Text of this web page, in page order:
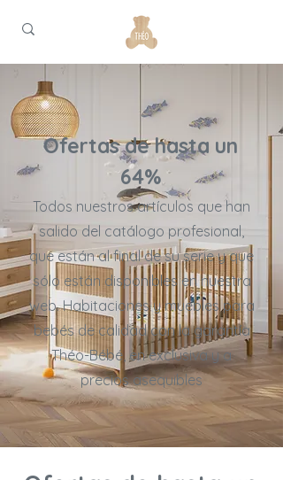
Ofertas de hasta un
64%
Todos nuestros artículos que han
salido del catálogo profesional,
que están al final de su serie y que
sólo están disponibles en nuestra
web. Habitaciones y muebles para
bebés de calidad con la garantía
Théo-Bébé, en exclusiva y a
precios asequibles